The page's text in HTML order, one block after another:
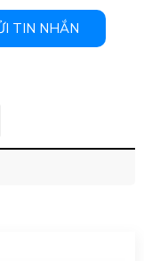
TIN NHẮN